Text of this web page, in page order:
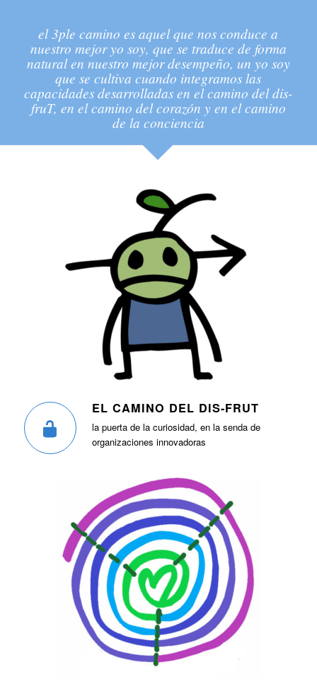
el 3ple camino es aquel que nos conduce a
nuestro mejor yo soy, que se traduce de forma
natural en nuestro mejor desempeño, un yo soy
que se cultiva cuando integramos las
capacidades desarrolladas en el camino del dis-
fruT, en el camino del corazón y en el camino
de la conciencia
EL CAMINO DEL DIS-FRUT
la puerta de la curiosidad, en la senda de
organizaciones innovadoras